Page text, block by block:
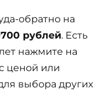
обратно на
рублей. Есть
нажмите на
ценой или
выбора других